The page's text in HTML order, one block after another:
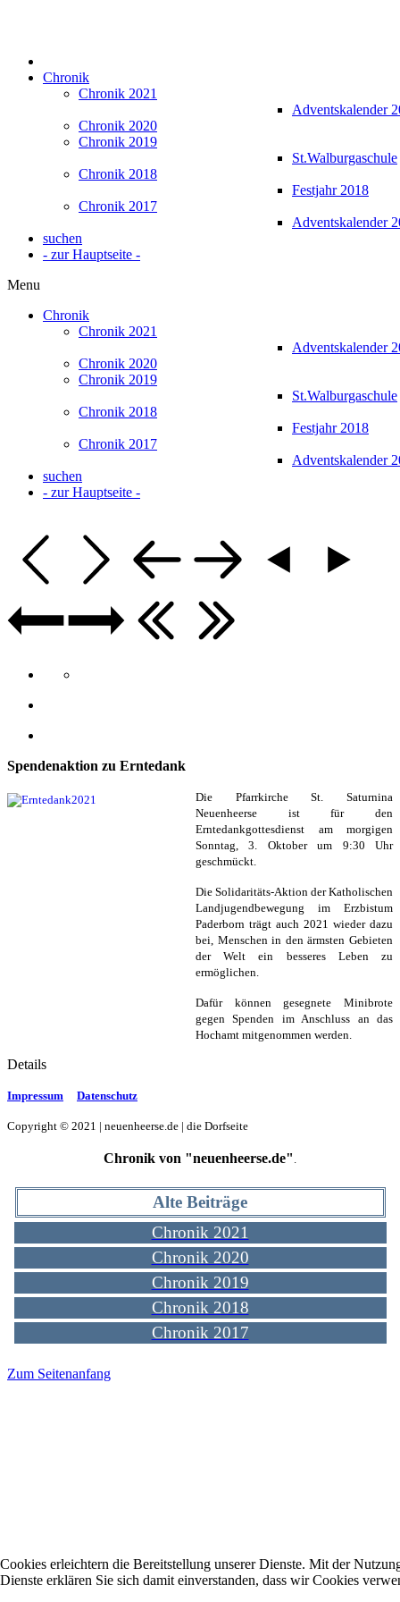
Chronik
Chronik 2021
Adventskalender
Chronik 2020
Chronik 2019
St.Walburgaschule
Chronik 2018
Festjahr 2018
Chronik 2017
Adventskalender
suchen
- zur Hauptseite -
Menu
Chronik
Chronik 2021
Adventskalender
Chronik 2020
Chronik 2019
St.Walburgaschule
Chronik 2018
Festjahr 2018
Chronik 2017
Adventskalender
suchen
- zur Hauptseite -
Spendenaktion zu Erntedank
Die Pfarrkirche St. Saturnina
Neuenheerse ist für den
Erntedankgottesdienst am morgigen
Sonntag, 3. Oktober um 9:30 Uhr
geschmückt.
Die Solidaritäts-Aktion der Katholischen
Landjugendbewegung im Erzbistum
Paderborn trägt auch 2021 wieder dazu
bei, Menschen in den ärmsten Gebieten
der Welt ein besseres Leben zu
ermöglichen.
Dafür können gesegnete Minibrote
gegen Spenden im Anschluss an das
Hochamt mitgenommen werden.
Details
Impressum Datenschutz
Copyright © 2021 | neuenheerse.de | die Dorfseite
Chronik von "neuenheerse.de" .
Alte Beiträge
Chronik 2021
Chronik 2020
Chronik 2019
Chronik 2018
Chronik 2017
Zum Seitenanfang
Cookies erleichtern die Bereitstellung unserer Dienste. Mit der
Dienste erklären Sie sich damit einverstanden, dass wir Cookies